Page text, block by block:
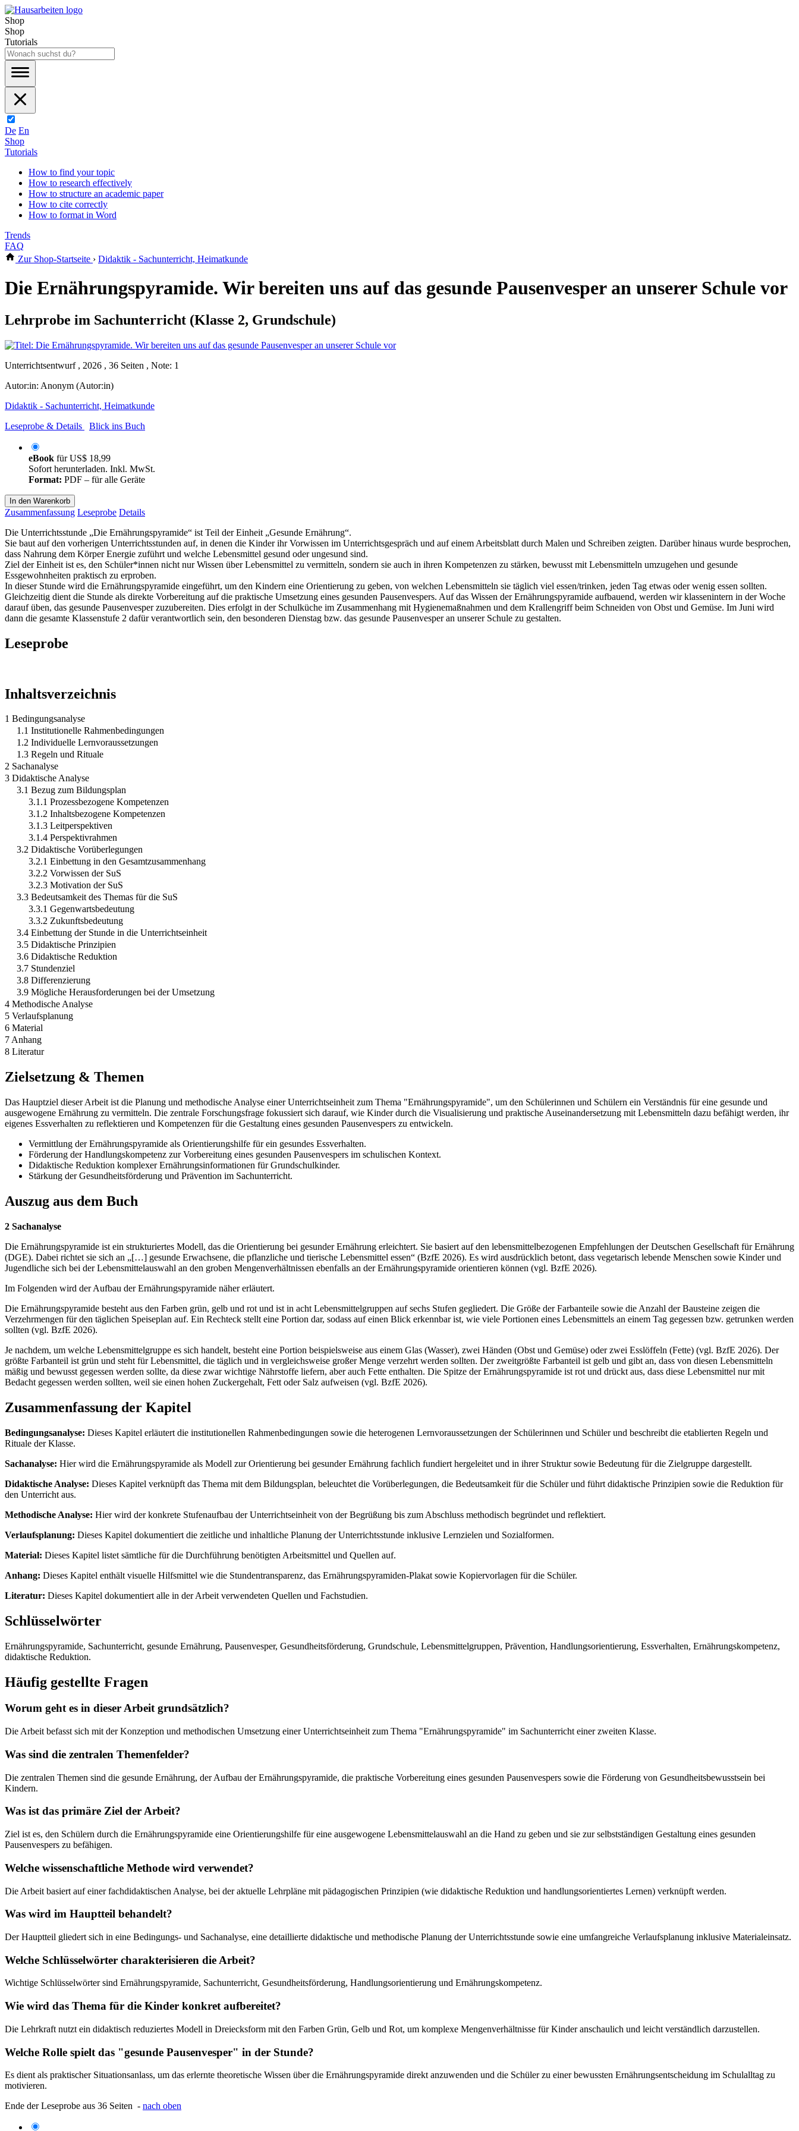
Shop
Shop
Tutorials
De En
Shop
Tutorials
How to find your topic
How to research effectively
How to structure an academic paper
How to cite correctly
How to format in Word
Trends
FAQ
Zur Shop-Startseite › Didaktik - Sachunterricht, Heimatkunde
Die Ernährungspyramide. Wir bereiten uns auf das gesunde Pausenvesper an unserer Schule vor
Lehrprobe im Sachunterricht (Klasse 2, Grundschule)
Unterrichtsentwurf , 2026 , 36 Seiten , Note: 1
Autor:in: Anonym (Autor:in)
Didaktik - Sachunterricht, Heimatkunde
Leseprobe & Details
Blick ins Buch
eBook fürUS$ 18,99
Sofort herunterladen. Inkl. MwSt.
Format: PDF – für alle Geräte
In den Warenkorb
Zusammenfassung Leseprobe Details
Die Unterrichtsstunde „Die Ernährungspyramide“ ist Teil der Einheit „Gesunde Ernährung“.
Sie baut auf den vorherigen Unterrichtsstunden auf, in denen die Kinder ihr Vorwissen im Unterrichtsgespräch und auf einem Arbeitsblatt durch Malen und Schreiben zeigten. Darüber hinaus wurde besprochen,
dass Nahrung dem Körper Energie zuführt und welche Lebensmittel gesund oder ungesund sind.
Ziel der Einheit ist es, den Schüler*innen nicht nur Wissen über Lebensmittel zu vermitteln, sondern sie auch in ihren Kompetenzen zu stärken, bewusst mit Lebensmitteln umzugehen und gesunde
Essgewohnheiten praktisch zu erproben.
In dieser Stunde wird die Ernährungspyramide eingeführt, um den Kindern eine Orientierung zu geben, von welchen Lebensmitteln sie täglich viel essen/trinken, jeden Tag etwas oder wenig essen sollten.
Gleichzeitig dient die Stunde als direkte Vorbereitung auf die praktische Umsetzung eines gesunden Pausenvespers. Auf das Wissen der Ernährungspyramide aufbauend, werden wir klassenintern in der Woche
darauf üben, das gesunde Pausenvesper zuzubereiten. Dies erfolgt in der Schulküche im Zusammenhang mit Hygienemaßnahmen und dem Krallengriff beim Schneiden von Obst und Gemüse. Im Juni wird
dann die gesamte Klassenstufe 2 dafür verantwortlich sein, den besonderen Dienstag bzw. das gesunde Pausenvesper an unserer Schule zu gestalten.
Leseprobe
Inhaltsverzeichnis
1 Bedingungsanalyse
1.1 Institutionelle Rahmenbedingungen
1.2 Individuelle Lernvoraussetzungen
1.3 Regeln und Rituale
2 Sachanalyse
3 Didaktische Analyse
3.1 Bezug zum Bildungsplan
3.1.1 Prozessbezogene Kompetenzen
3.1.2 Inhaltsbezogene Kompetenzen
3.1.3 Leitperspektiven
3.1.4 Perspektivrahmen
3.2 Didaktische Vorüberlegungen
3.2.1 Einbettung in den Gesamtzusammenhang
3.2.2 Vorwissen der SuS
3.2.3 Motivation der SuS
3.3 Bedeutsamkeit des Themas für die SuS
3.3.1 Gegenwartsbedeutung
3.3.2 Zukunftsbedeutung
3.4 Einbettung der Stunde in die Unterrichtseinheit
3.5 Didaktische Prinzipien
3.6 Didaktische Reduktion
3.7 Stundenziel
3.8 Differenzierung
3.9 Mögliche Herausforderungen bei der Umsetzung
4 Methodische Analyse
5 Verlaufsplanung
6 Material
7 Anhang
8 Literatur
Zielsetzung & Themen
Das Hauptziel dieser Arbeit ist die Planung und methodische Analyse einer Unterrichtseinheit zum Thema "Ernährungspyramide", um den Schülerinnen und Schülern ein Verständnis für eine gesunde und
ausgewogene Ernährung zu vermitteln. Die zentrale Forschungsfrage fokussiert sich darauf, wie Kinder durch die Visualisierung und praktische Auseinandersetzung mit Lebensmitteln dazu befähigt werden, ihr
eigenes Essverhalten zu reflektieren und Kompetenzen für die Gestaltung eines gesunden Pausenvespers zu entwickeln.
Vermittlung der Ernährungspyramide als Orientierungshilfe für ein gesundes Essverhalten.
Förderung der Handlungskompetenz zur Vorbereitung eines gesunden Pausenvespers im schulischen Kontext.
Didaktische Reduktion komplexer Ernährungsinformationen für Grundschulkinder.
Stärkung der Gesundheitsförderung und Prävention im Sachunterricht.
Auszug aus dem Buch
2 Sachanalyse
Die Ernährungspyramide ist ein strukturiertes Modell, das die Orientierung bei gesunder Ernährung erleichtert. Sie basiert auf den lebensmittelbezogenen Empfehlungen der Deutschen Gesellschaft für Ernährung
(DGE). Dabei richtet sie sich an „[…] gesunde Erwachsene, die pflanzliche und tierische Lebensmittel essen“ (BzfE 2026). Es wird ausdrücklich betont, dass vegetarisch lebende Menschen sowie Kinder und
Jugendliche sich bei der Lebensmittelauswahl an den groben Mengenverhältnissen ebenfalls an der Ernährungspyramide orientieren können (vgl. BzfE 2026).
Im Folgenden wird der Aufbau der Ernährungspyramide näher erläutert.
Die Ernährungspyramide besteht aus den Farben grün, gelb und rot und ist in acht Lebensmittelgruppen auf sechs Stufen gegliedert. Die Größe der Farbanteile sowie die Anzahl der Bausteine zeigen die
Verzehrmengen für den täglichen Speiseplan auf. Ein Rechteck stellt eine Portion dar, sodass auf einen Blick erkennbar ist, wie viele Portionen eines Lebensmittels an einem Tag gegessen bzw. getrunken werden
sollten (vgl. BzfE 2026).
Je nachdem, um welche Lebensmittelgruppe es sich handelt, besteht eine Portion beispielsweise aus einem Glas (Wasser), zwei Händen (Obst und Gemüse) oder zwei Esslöffeln (Fette) (vgl. BzfE 2026). Der
größte Farbanteil ist grün und steht für Lebensmittel, die täglich und in vergleichsweise großer Menge verzehrt werden sollten. Der zweitgrößte Farbanteil ist gelb und gibt an, dass von diesen Lebensmitteln
mäßig und bewusst gegessen werden sollte, da diese zwar wichtige Nährstoffe liefern, aber auch Fette enthalten. Die Spitze der Ernährungspyramide ist rot und drückt aus, dass diese Lebensmittel nur mit
Bedacht gegessen werden sollten, weil sie einen hohen Zuckergehalt, Fett oder Salz aufweisen (vgl. BzfE 2026).
Zusammenfassung der Kapitel
Bedingungsanalyse: Dieses Kapitel erläutert die institutionellen Rahmenbedingungen sowie die heterogenen Lernvoraussetzungen der Schülerinnen und Schüler und beschreibt die etablierten Regeln und
Rituale der Klasse.
Sachanalyse: Hier wird die Ernährungspyramide als Modell zur Orientierung bei gesunder Ernährung fachlich fundiert hergeleitet und in ihrer Struktur sowie Bedeutung für die Zielgruppe dargestellt.
Didaktische Analyse: Dieses Kapitel verknüpft das Thema mit dem Bildungsplan, beleuchtet die Vorüberlegungen, die Bedeutsamkeit für die Schüler und führt didaktische Prinzipien sowie die Reduktion für
den Unterricht aus.
Methodische Analyse: Hier wird der konkrete Stufenaufbau der Unterrichtseinheit von der Begrüßung bis zum Abschluss methodisch begründet und reflektiert.
Verlaufsplanung: Dieses Kapitel dokumentiert die zeitliche und inhaltliche Planung der Unterrichtsstunde inklusive Lernzielen und Sozialformen.
Material: Dieses Kapitel listet sämtliche für die Durchführung benötigten Arbeitsmittel und Quellen auf.
Anhang: Dieses Kapitel enthält visuelle Hilfsmittel wie die Stundentransparenz, das Ernährungspyramiden-Plakat sowie Kopiervorlagen für die Schüler.
Literatur: Dieses Kapitel dokumentiert alle in der Arbeit verwendeten Quellen und Fachstudien.
Schlüsselwörter
Ernährungspyramide, Sachunterricht, gesunde Ernährung, Pausenvesper, Gesundheitsförderung, Grundschule, Lebensmittelgruppen, Prävention, Handlungsorientierung, Essverhalten, Ernährungskompetenz,
didaktische Reduktion.
Häufig gestellte Fragen
Worum geht es in dieser Arbeit grundsätzlich?
Die Arbeit befasst sich mit der Konzeption und methodischen Umsetzung einer Unterrichtseinheit zum Thema "Ernährungspyramide" im Sachunterricht einer zweiten Klasse.
Was sind die zentralen Themenfelder?
Die zentralen Themen sind die gesunde Ernährung, der Aufbau der Ernährungspyramide, die praktische Vorbereitung eines gesunden Pausenvespers sowie die Förderung von Gesundheitsbewusstsein bei
Kindern.
Was ist das primäre Ziel der Arbeit?
Ziel ist es, den Schülern durch die Ernährungspyramide eine Orientierungshilfe für eine ausgewogene Lebensmittelauswahl an die Hand zu geben und sie zur selbstständigen Gestaltung eines gesunden
Pausenvespers zu befähigen.
Welche wissenschaftliche Methode wird verwendet?
Die Arbeit basiert auf einer fachdidaktischen Analyse, bei der aktuelle Lehrpläne mit pädagogischen Prinzipien (wie didaktische Reduktion und handlungsorientiertes Lernen) verknüpft werden.
Was wird im Hauptteil behandelt?
Der Hauptteil gliedert sich in eine Bedingungs- und Sachanalyse, eine detaillierte didaktische und methodische Planung der Unterrichtsstunde sowie eine umfangreiche Verlaufsplanung inklusive Materialeinsatz.
Welche Schlüsselwörter charakterisieren die Arbeit?
Wichtige Schlüsselwörter sind Ernährungspyramide, Sachunterricht, Gesundheitsförderung, Handlungsorientierung und Ernährungskompetenz.
Wie wird das Thema für die Kinder konkret aufbereitet?
Die Lehrkraft nutzt ein didaktisch reduziertes Modell in Dreiecksform mit den Farben Grün, Gelb und Rot, um komplexe Mengenverhältnisse für Kinder anschaulich und leicht verständlich darzustellen.
Welche Rolle spielt das "gesunde Pausenvesper" in der Stunde?
Es dient als praktischer Situationsanlass, um das erlernte theoretische Wissen über die Ernährungspyramide direkt anzuwenden und die Schüler zu einer bewussten Ernährungsentscheidung im Schulalltag zu
motivieren.
Ende der Leseprobe aus 36 Seiten - nach oben